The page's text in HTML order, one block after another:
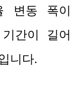
변동 폭이
간이 길어
니다.